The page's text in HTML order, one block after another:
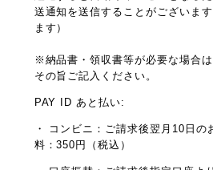
送通知を送信することがございま
ます）
※納品書・領収書等が必要な場合
その旨ご記入ください。
PAY ID あと払い:
・ コンビニ：ご請求後翌月10日の
料：350円（税込）